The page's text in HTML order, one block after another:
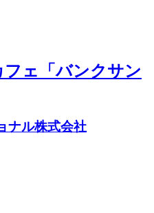
ェ「バンクサン
ナル株式会社